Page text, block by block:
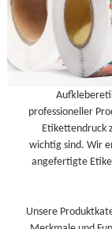
professioneller
Etikettendruck
wichtig sind. Wir
angefertigte
Unsere